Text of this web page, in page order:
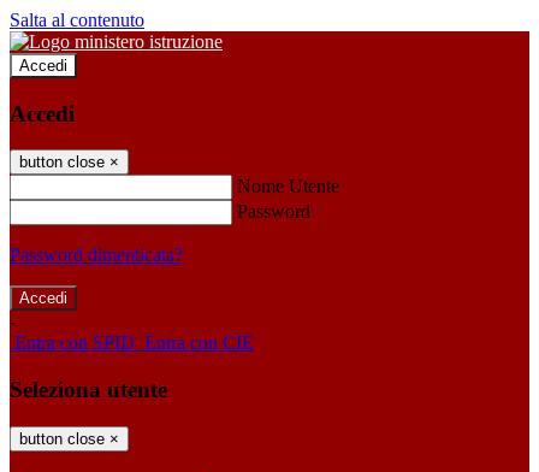
Salta al contenuto
Accedi
Accedi
button close ×
Nome Utente
Password
Password dimenticata?
-
Entra con SPID Entra con CIE
Seleziona utente
button close ×